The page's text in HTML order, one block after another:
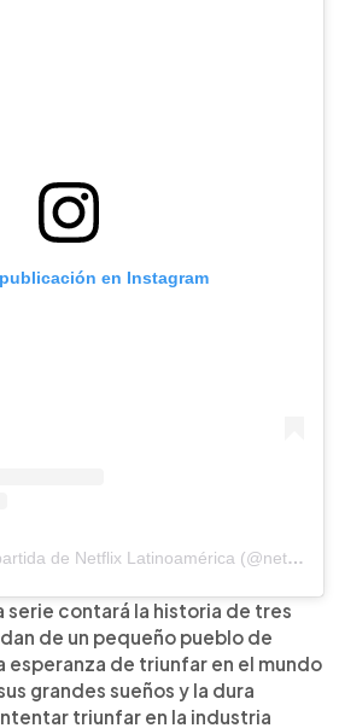
en Instagram
Una publicación compartida de Netflix Latinoamérica (@netflixlat)
serie contará la historia de tres
de un pequeño pueblo de
esperanza de triunfar en el mundo
grandes sueños y la dura
triunfar en la industria